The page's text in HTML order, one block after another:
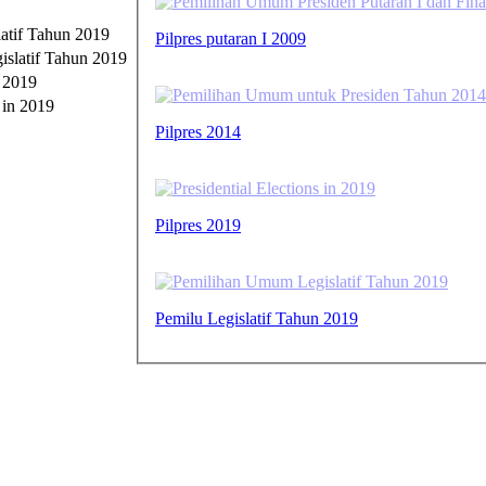
Tahun 2019 Pilpres putaran I 2009
Pilpres 2014
Pilpres 2019
Pemilu Legislatif Tahun 2019